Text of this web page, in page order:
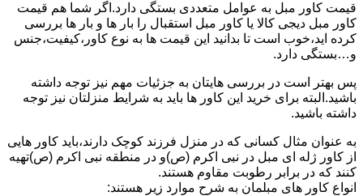
قیمت کاور مبل به عوامل متعددی بستگی دارد.اگر شما هم قیمت
کاور مبل دیجی کالا یا کاور مبل استقبال را بار ها و بار ها بررسی
کرده اید،خوب است تا بدانید این قیمت ها به نوع کاور،کیفیت،جنس
و…بستگی دارد.
پس بهتر است در بررسی هایتان به جزئیات مهم نیز توجه داشته
باشید.البته برای خرید این کاور ها باید به شرایط منزلتان نیز توجه
داشته باشید.
به عنوان مثال کسانی که در منزل فرزند کوچک دارند،باید کاور هایی
از کاور ژله ای مبل در نبی اکرم (ص)و در منطقه نبی اکرم (ص)تهیه
کنند که در برابر رطوبت مقاوم هستند.
انواع کاور های مبلمان به شرح موارد زیر هستند: